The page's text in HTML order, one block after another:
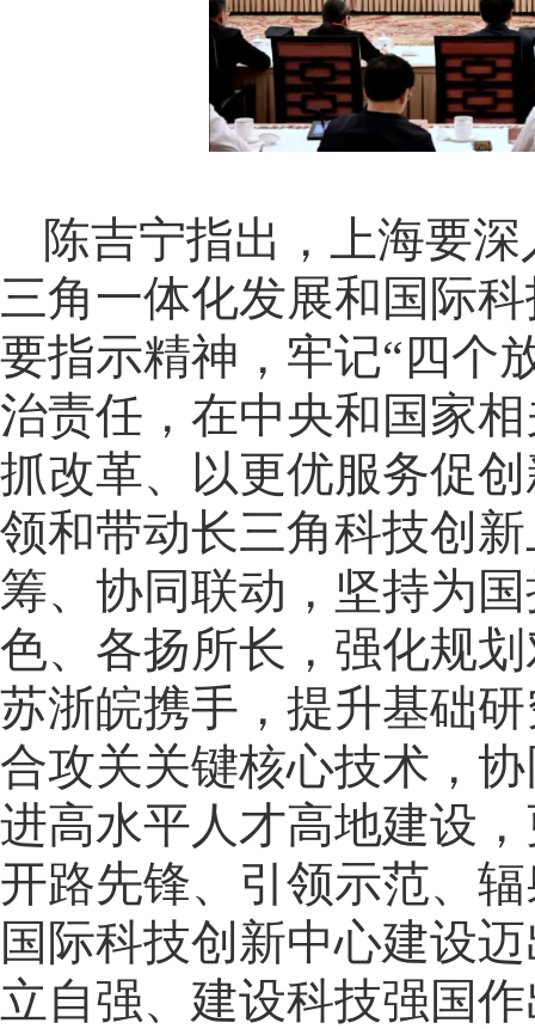
陈吉宁指出，上海要
三角一体化发展和国际
要指示精神，牢记“四个
治责任，在中央和国家
抓改革、以更优服务促
领和带动长三角科技创
筹、协同联动，坚持为
色、各扬所长，强化规
苏浙皖携手，提升基础
合攻关关键核心技术，
进高水平人才高地建设
开路先锋、引领示范、
国际科技创新中心建设
立自强、建设科技强国